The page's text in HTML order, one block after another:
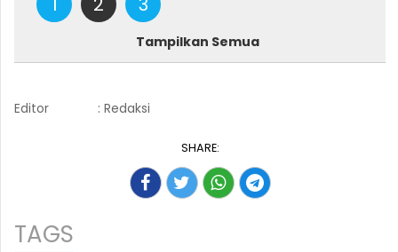
Tampilkan Semua
Editor : Redaksi
SHARE:
TAGS